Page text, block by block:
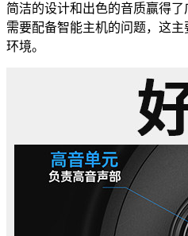
简洁的设计和出色的音质赢得
需要配备智能主机的问题，这
环境。